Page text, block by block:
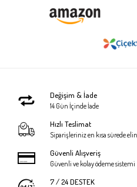
Değişim & İade
14 Gün İçinde İade
Hızlı Teslimat
Siparişleriniz en kısa sürede
Güvenli Alışveriş
Güvenli ve kolay ödeme sistemi
7 / 24 DESTEK